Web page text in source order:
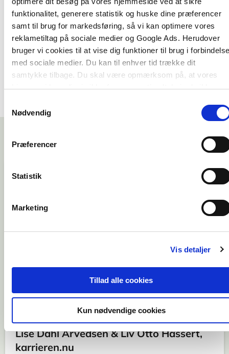
funktionalitet, generere statistik og huske dine præferencer
samt til brug for markedsføring, så vi kan optimere vores
reklametiltag på sociale medier og Google Ads. Herudover
bruger vi cookies til at vise dig funktioner til brug i
med sociale medier. Du kan til enhver tid trække dit
samtykke tilbage. Du skal være opmærksom på, at vores
hjemmeside muligvis ikke fungerer optimalt, hvis du ikke
Nødvendig
Præferencer
Statistik
Marketing
Vis detaljer
Tillad alle cookies
Kun nødvendige cookies
ledere, HR-professionelle og andre, der arbejder
med organisations- og ledelsesudvikling, ligesom
den henvender sig til studerende inden for
organisation og ledelse.
Bogen giver et godt indblik i
hvordan arbejdslivet har været
eksempler der kan være et
forbillede for de der ønsker at
foretage ændringer i retning af
en mere hybrid arbejdsplads.
Lise Dahl Arvedsen & Liv Otto Hassert,
karrieren.nu